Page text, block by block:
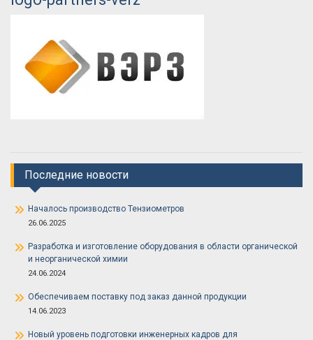
Последние новости
Началось производство Тензиометров
26.06.2025
Разработка и изготовление оборудования в области органической
и неорганической химии
24.06.2024
Обеспечиваем поставку под заказ данной продукции
14.06.2023
Новый уровень подготовки инженерных кадров для